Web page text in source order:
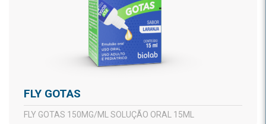
FLY GOTAS
FLY GOTAS 150MG/ML SOLUÇÃO ORAL 15ML